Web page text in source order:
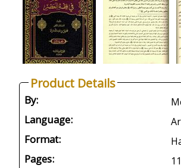
Product Details
By:
Language:
Format:
Pages: